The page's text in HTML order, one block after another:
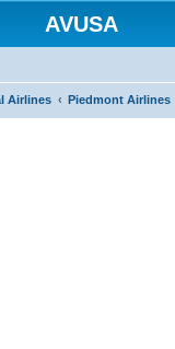
AVUSA
Airlines Piedmont Airlines